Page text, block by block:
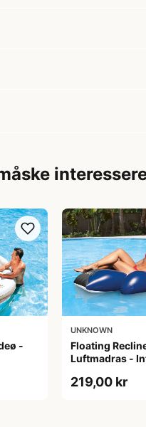
-
UNKNOWN
Floating
Luftmadras -
219,00 kr